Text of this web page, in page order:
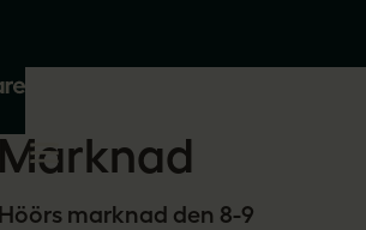
marknad den 8-9